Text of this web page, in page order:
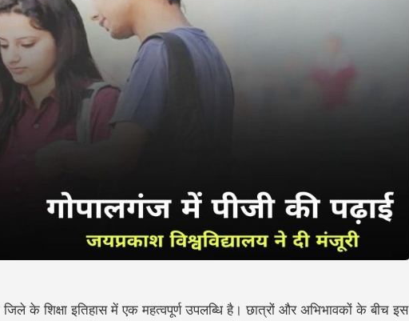
के शिक्षा इतिहास में एक महत्वपूर्ण उपलब्धि है। छात्रों और अभिभावकों के बीच इस